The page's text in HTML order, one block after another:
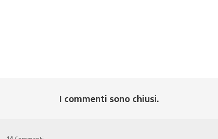
I commenti sono chiusi.